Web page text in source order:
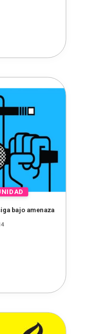
bajo amenaza